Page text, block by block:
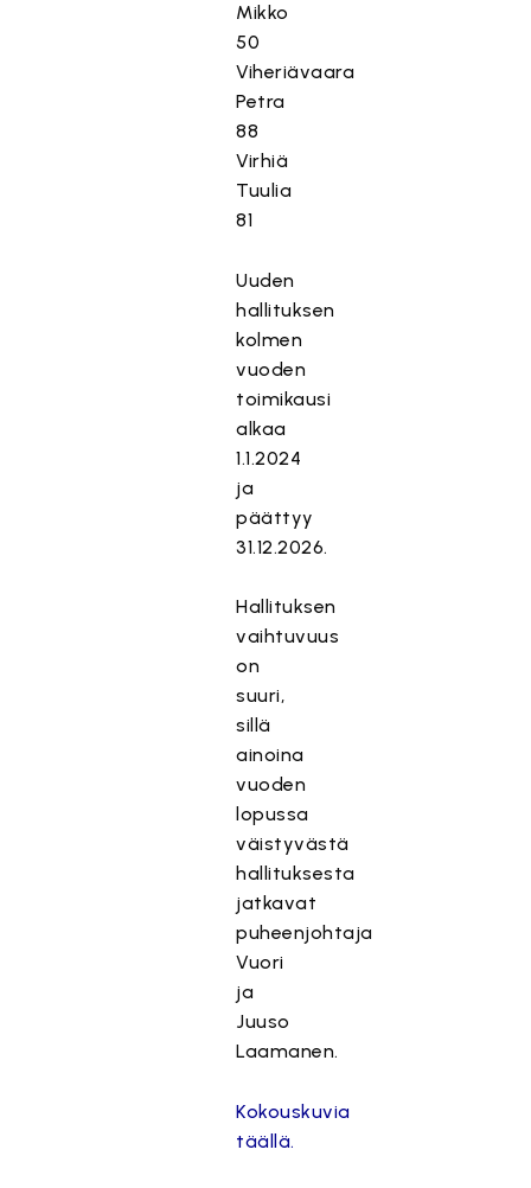
Mikko
50
Viheriävaara
Petra
88
Virhiä
Tuulia
81
Uuden
hallituksen
kolmen
vuoden
toimikausi
alkaa
1.1.2024
ja
päättyy
31.12.2026.
Hallituksen
vaihtuvuus
on
suuri,
sillä
ainoina
vuoden
lopussa
väistyvästä
hallituksesta
jatkavat
puheenjohtaja
Vuori
ja
Juuso
Laamanen.
Kokouskuvia
täällä.